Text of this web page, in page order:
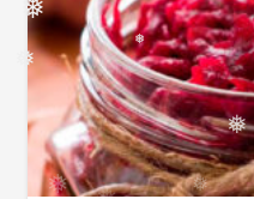
❅
❅
❅
❅
❅